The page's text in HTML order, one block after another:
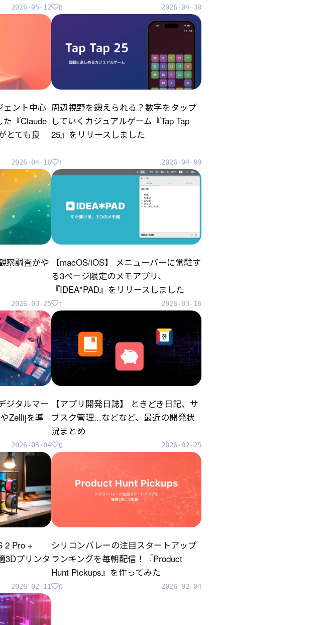
2026-05-12 2026-04-30
0
ェント中心
『Claude
とても良
2026-04-16
周辺視野を鍛えられる？数字をタップ
していくカジュアルゲーム『Tap Tap
25』をリリースしました
2026-04-09
1
察調査がや
2026-03-25
【macOS/iOS】 メニューバーに常駐す
る3ページ限定のメモアプリ、
『IDEA*PAD』をリリースしました
2026-03-16
1
ジタルマー
Zellijを導
2026-03-04
【アプリ開発日誌】 ときどき日記、サ
ブスク管理...などなど、最近の開発状
況まとめ
2026-02-25
0
2 Pro +
3Dプリンタ
2026-02-11
シリコンバレーの注目スタートアップ
ランキングを毎朝配信！『Product
Hunt Pickups』を作ってみた
2026-02-04
0